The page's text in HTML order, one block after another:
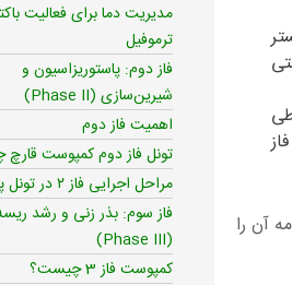
آن را
مدیریت دما برای فعالیت
ترموفیل
فاز دوم: پاستوریزاسیون و
شیرین‌سازی (Phase II)
اهمیت فاز دوم
تونل فاز دوم کمپوست
مراحل اجرایی فاز ۲ در تونل پاستوریزه
فاز سوم: بذر زنی و رشد
(Phase III)
کمپوست فاز 3 چیست؟